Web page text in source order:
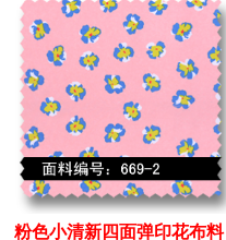
粉色小清新四面弹印花布料